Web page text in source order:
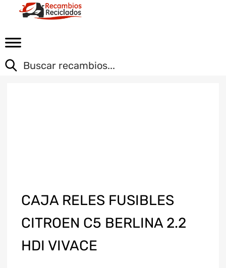
CAJA RELES FUSIBLES
CITROEN C5 BERLINA 2.2
HDI VIVACE